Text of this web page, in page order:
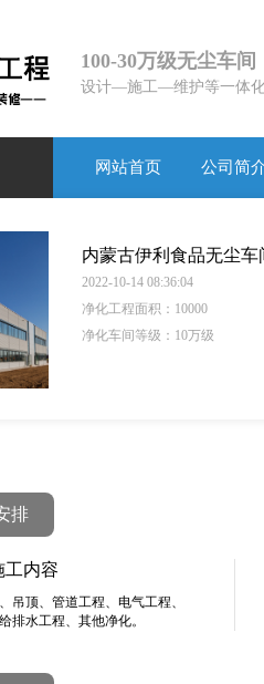
100-30万级无尘车间
设计—施工—维护等一体
网站首页 公司简
内蒙古伊利食品无尘车
2022-10-14 08:36:04
净化工程面积： 10000
净化车间等级：10万级
排
工内容
吊顶、管道工程、电气工程、
排水工程、其他净化。